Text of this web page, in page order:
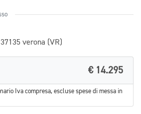
verona (VR)
€ 14.295
Iva compresa, escluse spese di messa in